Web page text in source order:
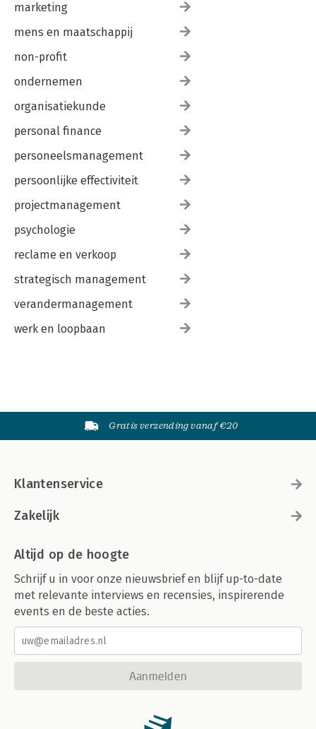
marketing
mens en maatschappij
non-profit
ondernemen
organisatiekunde
personal finance
personeelsmanagement
persoonlijke effectiviteit
projectmanagement
psychologie
reclame en verkoop
strategisch management
verandermanagement
werk en loopbaan
Gratis verzending vanaf €20
Klantenservice
Zakelijk
Altijd op de hoogte
Schrijf u in voor onze nieuwsbrief en blijf up-to-date
met relevante interviews en recensies, inspirerende
events en de beste acties.
Aanmelden